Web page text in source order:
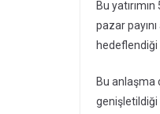
Bu
pazar
hedeflendiği
Bu anlaşma
genişletildiği